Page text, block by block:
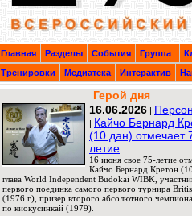
Главная
Разделы События Группа
Тренировки
Медиатека Интерактив
Герой дня
16.06.2026 |
| Кайчо Бернард
(10 дан) отмечает
летие
16 июня свое 75-летие
Кайчо Бернард Кретон
глава World Independent Budokai WIBK,
первого поединка самого первого турнира
(1976 г), призер второго абсолютного
по киокусинкай (1979).